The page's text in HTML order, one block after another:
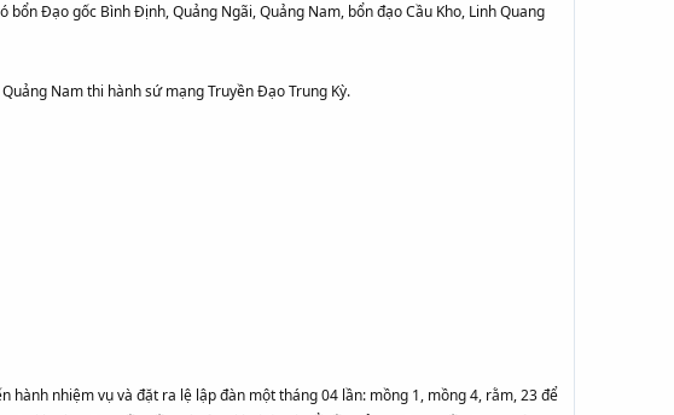
Đạo gốc Bình Định, Quảng Ngãi, Quảng Nam, bổn đạo Cầu Kho, Linh Quang
Nam thi hành sứ mạng Truyền Đạo Trung Kỳ.
hành nhiệm vụ và đặt ra lệ lập đàn một tháng 04 lần: mồng 1, mồng 4, rằm, 23 để